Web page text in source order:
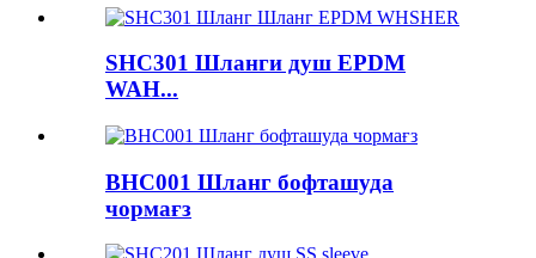
SHC301 Шланги душ EPDM
WAH...
BHC001 Шланг бофташуда
чормағз